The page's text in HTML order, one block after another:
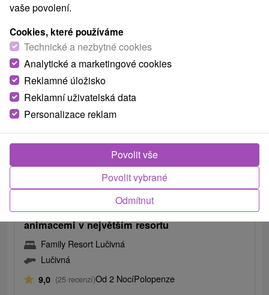
TIP
od
/noc/osoba
Léto v Tatrách: Rodinná dovolená s bazény a
animacemi v největším resortu
Family Resort Lučivná
Lučivná
9,0 (25 recenzí)Od 2 NocíPolopenze
vaše povolení.
Cookies, které používáme
Technické a nezbytné cookies
Analytické a marketingové cookies
Reklamné úložisko
Reklamní uživatelská data
Personalizace reklam
Odmítnut
Povolit vybrané
Povolit vše